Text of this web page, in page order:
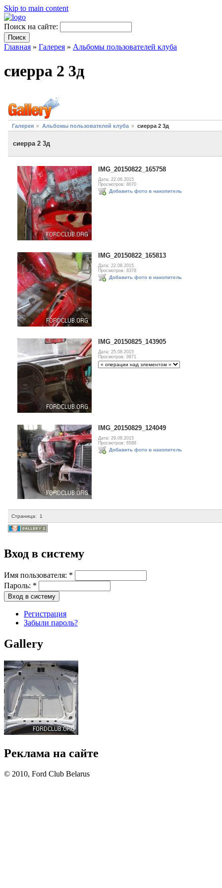
Skip to main content
Поиск на сайте:
Главная » Галерея » Альбомы пользователей клуба
сиерра 2 3д
Галерея Альбомы пользователей клуба сиерра 2 3д
сиерра 2 3д
IMG_20150822_165758
Дата: 22.08.2015
Просмотров: 8070
Добавить фото в накопитель
IMG_20150822_165813
Дата: 22.08.2015
Просмотров: 8378
Добавить фото в накопитель
IMG_20150825_143905
Дата: 25.08.2015
Просмотров: 9871
IMG_20150829_124049
Дата: 29.08.2015
Просмотров: 6588
Добавить фото в накопитель
Страница: 1
Вход в систему
Имя пользователя: *
Пароль: *
Регистрация
Забыли пароль?
Gallery
Реклама на сайте
© 2010, Ford Club Belarus